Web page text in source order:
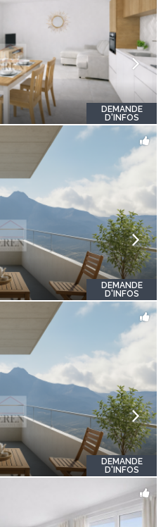
DEMANDE
D'INFOS
DEMANDE
D'INFOS
DEMANDE
D'INFOS